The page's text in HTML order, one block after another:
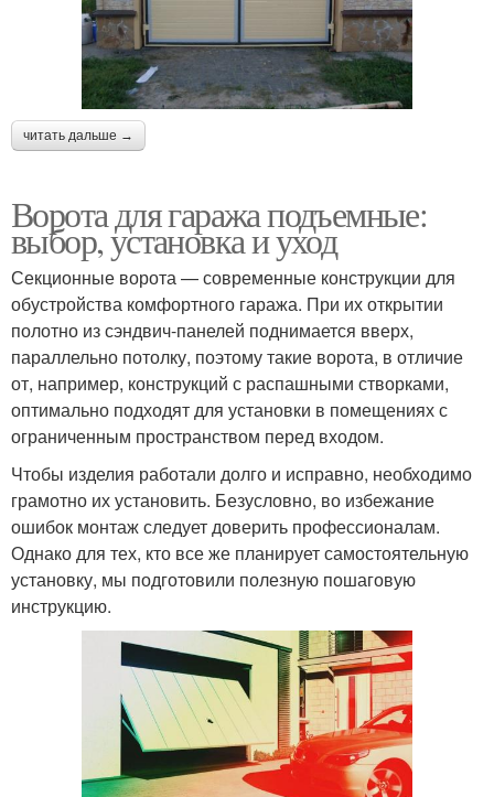
читать дальше →
Ворота для гаража подъемные:
выбор, установка и уход
Секционные ворота — современные конструкции для
обустройства комфортного гаража. При их открытии
полотно из сэндвич-панелей поднимается вверх,
параллельно потолку, поэтому такие ворота, в отличие
от, например, конструкций с распашными створками,
оптимально подходят для установки в помещениях с
ограниченным пространством перед входом.
Чтобы изделия работали долго и исправно, необходимо
грамотно их установить. Безусловно, во избежание
ошибок монтаж следует доверить профессионалам.
Однако для тех, кто все же планирует самостоятельную
установку, мы подготовили полезную пошаговую
инструкцию.